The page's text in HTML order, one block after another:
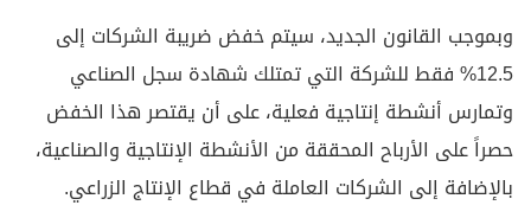
وبموجب القانون الجديد، سيتم خفض ضريبة الشركات إلى
12.5% فقط للشركة التي تمتلك شهادة سجل الصناعي
وتمارس أنشطة إنتاجية فعلية، على أن يقتصر هذا الخفض
حصراً على الأرباح المحققة من الأنشطة الإنتاجية والصناعية،
بالإضافة إلى الشركات العاملة في قطاع الإنتاج الزراعي.